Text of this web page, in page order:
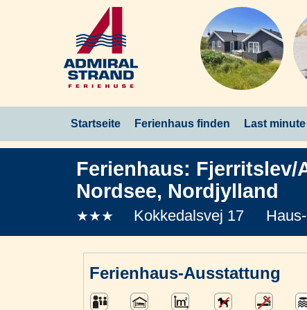
Startseite Ferienhaus finden Last minute
Ferienhaus: Fjerritslev/
Nordsee, Nordjylland
★★★ Kokkedalsvej 17
Ferienhaus-Ausstattung